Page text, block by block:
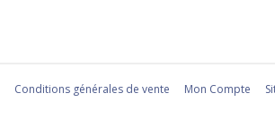
Conditions générales de vente Mon Compte